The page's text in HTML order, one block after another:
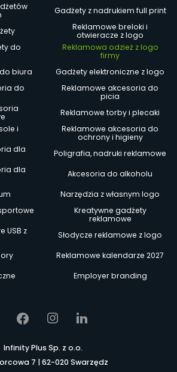
Gadżety z nadrukiem full print
Reklamowe breloki i
otwieracze z logo
do
Reklamowa odzież z logo
firmy
biura
Gadżety elektroniczne z logo
do
Reklamowe akcesoria do
picia
Reklamowe torby i plecaki
i
Reklamowe akcesoria do
ochrony i higieny
dla
Poligrafia, nadruki reklamowe
dla
Akcesoria do alkoholu
Narzędzia z własnym logo
Kreatywne gadżety
reklamowe
USB z
Słodycze reklamowe z logo
Reklamowe kalendarze 2027
Employer branding
Infinity Plus Sp. z o.o.
7 | 62-020 Swarzędz